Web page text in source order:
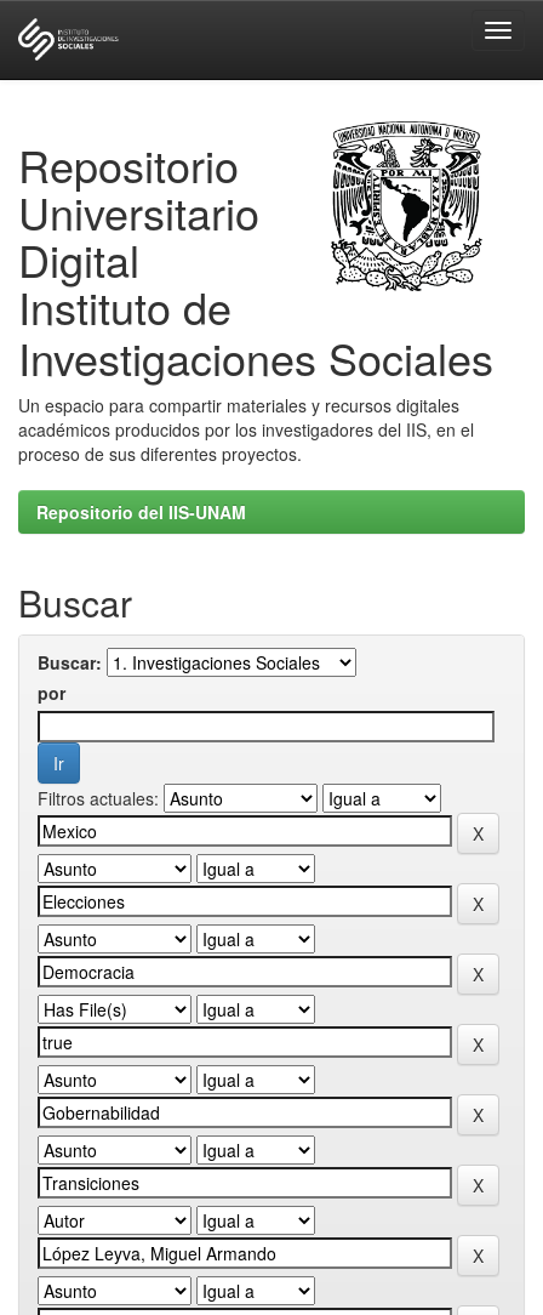
Repositorio
Universitario
Digital
Instituto de
Investigaciones Sociales
Un espacio para compartir materiales y recursos digitales
académicos producidos por los investigadores del IIS, en el
proceso de sus diferentes proyectos.
Repositorio del IIS-UNAM
Buscar
Buscar:
por
Filtros actuales: